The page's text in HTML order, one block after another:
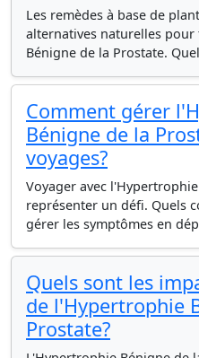
Les remèdes à base de
alternatives naturelles
Bénigne de la Prostate.
Comment gérer
Bénigne de la
voyages?
Voyager avec
représenter un défi. Quels
gérer les symptômes en
Quels sont les
de l'Hypertrophie
Prostate?